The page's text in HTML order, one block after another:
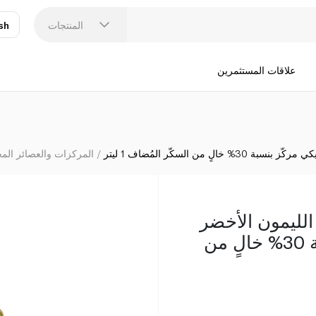
المنتجات
علاقات المستثمرين
ويتروز كورديال عصير الليمون الأخضر المكسيكي
المركزات والعصائر السكّر المُضاف 1 ليتر
الأخضر
المكسيكي مركّز بنسبة 30% خالٍ من